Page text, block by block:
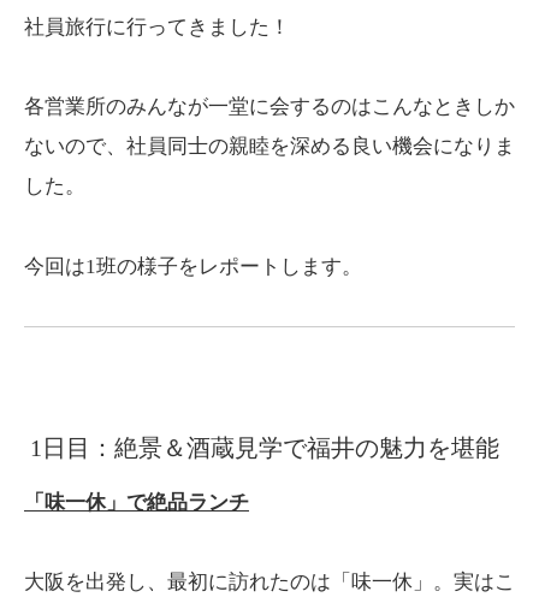
社員旅行に行ってきました！
各営業所のみんなが一堂に会するのはこんなときしか
ないので、社員同士の親睦を深める良い機会になりま
した。
今回は1班の様子をレポートします。
1日目：絶景＆酒蔵見学で福井の魅力を堪能
「味一休」で絶品ランチ
大阪を出発し、最初に訪れたのは「味一休」。実はこ